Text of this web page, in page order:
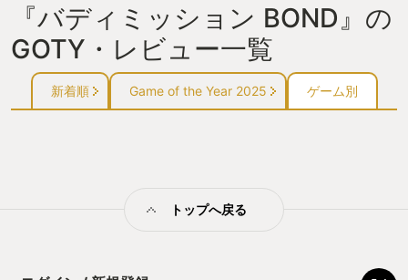
『バディミッション BOND』の
GOTY・レビュー一覧
新着順 Game of the Year 2025 ゲーム別
トップへ戻る